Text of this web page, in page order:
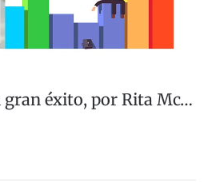
gran éxito, por Rita Mc…